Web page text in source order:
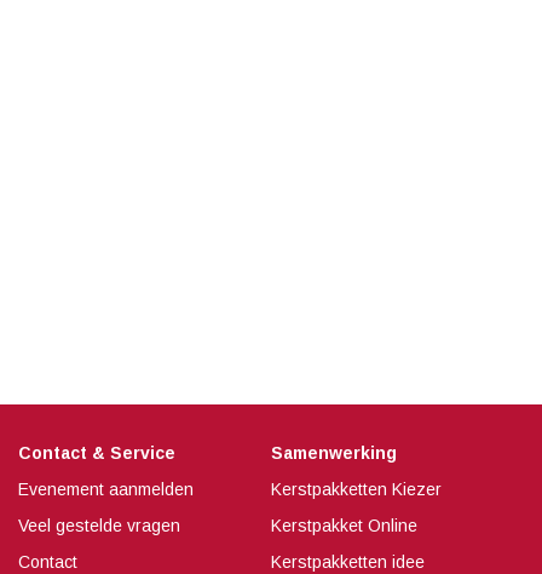
Contact & Service
Evenement aanmelden
Veel gestelde vragen
Contact
Samenwerking
Kerstpakketten Kiezer
Kerstpakket Online
Kerstpakketten idee